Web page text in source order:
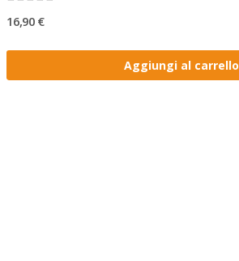
16,90 €
Aggiungi al carrello